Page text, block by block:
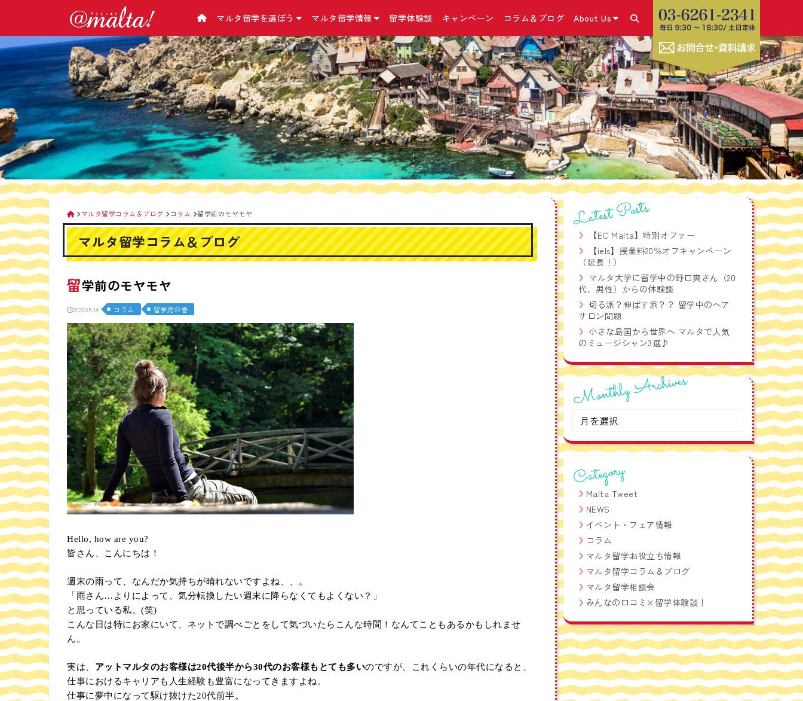
マルタ留学を選ぼう
学校から選ぶ
マルタ語学学校一覧/比較
マルタ語学学校 料金表
マルタ留学の選び方
国立マルタ大学 正規留学
マルタ大学について
こんなコースもあります！
インターンシップコース
二カ国留学
MBA（経営学修士号）取得
親子留学プログラム
小中高生向け 夏休み留学プログラム
シニア留学プログラム
マルタ＋イタリアコース
マルタ留学情報
マルタについて
マルタ基本情報
（気候･治安･緊急･病院･電話のかけ方･チ
ップ･お金･電気･交通など）
マルタの主要都市紹介
マルタの観光スポット
生活情報
マルタの空港
交通機関
タクシー＆便利アプリ
携帯電話
マルタ滞在時のお金の管理
マルタ留学について
マルタの気になる英語
マルタ留学の予算
マルタの留学の選び方
おすすめ留学プラン
マルタ留学生活１日の流れ
滞在先の種類
語学学校一覧
留学の準備
マルタ留学の手続きの流れ
出発までに必要なこと
マルタの留学保険
マルタの留学ビザ・申請方法
マルタのワーキングホリデービザ
持ち物リスト
日本から契約できるお勧めの海外SIMカー
ド！
海外オンライン医療相談サービス
『YOKUMIRU』
『留学110番』留学生危機管理ワンストッ
プ支援サービス
とっさに使える英語フレーズ集！
留学体験談 キャンペーン コラム＆ブログ About Us
アットマルタとは
会社概要
企業理念
留学カウンセラー紹介
アットマルタが選ばれる理由
なぜ手数料が０円？
留学手続きの流れ
マルタ留学相談会
お問合せ・アクセス・他
お問合せ／資料請求
アクセス
留学手続きに関する約款/規約
特定商取引法に基づく表記
プライバシーポリシー
リンク集
サイトマップ
マルタ留学コラム＆ブログ・SNS
コラム
ニュース
マルタ留学口コミ✕体験談
イベント情報
Instagram
Facebook
Twitter
マルタ留学コラム＆ブログ コラム 留学前のモヤモヤ
マルタ留学コラム＆ブログ
留学前のモヤモヤ
2023.05.14 コラム 留学虎の巻
Hello, how are you?
皆さん、こんにちは！
週末の雨って、なんだか気持ちが晴れないですよね、、。
「雨さん…よりによって、気分転換したい週末に降らなくてもよくない？」
と思っている私。(笑)
こんな日は特にお家にいて、ネットで調べごとをして気づいたらこんな時間！なんてこともあるかもしれませ
ん。
実は、 アットマルタのお客様は20代後半から30代のお客様もとても多いのですが、これくらいの年代になると、
仕事におけるキャリアも人生経験も豊富になってきますよね。
仕事に夢中になって駆け抜けた20代前半。
Latest Posts
【EC Malta】特別オファー
【iels】授業料20％オフキャンペーン
（延長！）
マルタ大学に留学中の野口爽さん（20
代、男性）からの体験談
切る派？伸ばす派？？ 留学中のヘア
サロン問題
小さな島国から世界へ マルタで人気
のミュージシャン3選♪
Monthly Archives
Monthly
Archives
Category
Malta Tweet
NEWS
イベント・フェア情報
コラム
マルタ留学お役立ち情報
マルタ留学コラム＆ブログ
マルタ留学相談会
みんなの口コミ×留学体験談！